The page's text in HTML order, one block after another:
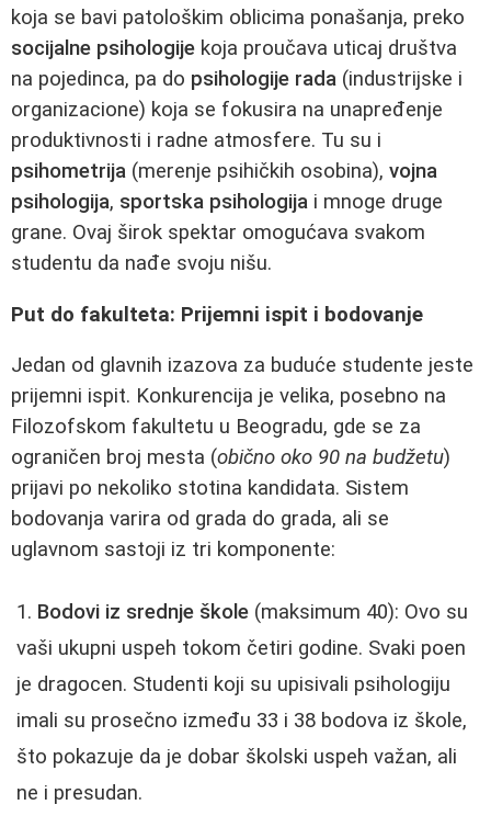
koja se bavi patološkim oblicima ponašanja, preko
socijalne psihologije koja proučava uticaj društva
na pojedinca, pa do psihologije rada (industrijske i
organizacione) koja se fokusira na unapređenje
produktivnosti i radne atmosfere. Tu su i
psihometrija (merenje psihičkih osobina), vojna
psihologija, sportska psihologija i mnoge druge
grane. Ovaj širok spektar omogućava svakom
studentu da nađe svoju nišu.
Put do fakulteta: Prijemni ispit i bodovanje
Jedan od glavnih izazova za buduće studente jeste
prijemni ispit. Konkurencija je velika, posebno na
Filozofskom fakultetu u Beogradu, gde se za
ograničen broj mesta (obično oko 90 na budžetu)
prijavi po nekoliko stotina kandidata. Sistem
bodovanja varira od grada do grada, ali se
uglavnom sastoji iz tri komponente:
Bodovi iz srednje škole (maksimum 40): Ovo su
vaši ukupni uspeh tokom četiri godine. Svaki poen
je dragocen. Studenti koji su upisivali psihologiju
imali su prosečno između 33 i 38 bodova iz škole,
što pokazuje da je dobar školski uspeh važan, ali
ne i presudan.